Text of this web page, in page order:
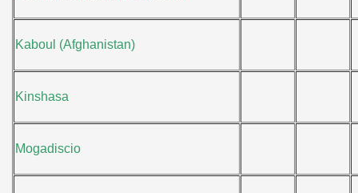
Kaboul (Afghanistan)
Kinshasa
Mogadiscio